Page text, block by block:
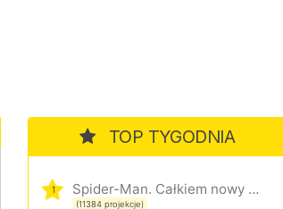
TOP TYGODNIA
1 Spider-Man. Całkiem nowy dzień
(11384 projekcje)